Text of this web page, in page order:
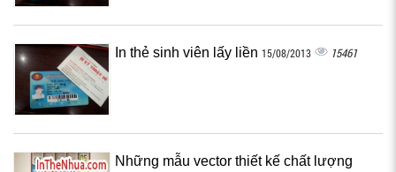
In thẻ sinh viên lấy liền 15/08/2013 15461
Những mẫu vector thiết kế chất lượng